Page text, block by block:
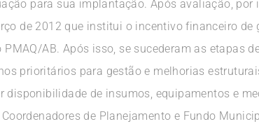
para sua implantação. Após avaliação, por
de 2012 que institui o incentivo financeiro de
AB. Após isso, se sucederam as etapas
prioritários para gestão e melhorias
de insumos, equipamentos e
de Planejamento e Fundo